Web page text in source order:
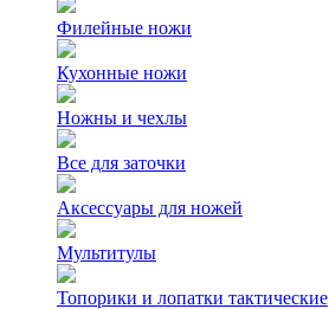
Филейные ножи
Кухонные ножи
Ножны и чехлы
Все для заточки
Аксессуары для ножей
Мультитулы
Топорики и лопатки тактические